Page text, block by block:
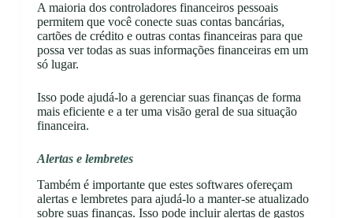
A maioria dos controladores financeiros pessoais
permitem que você conecte suas contas bancárias,
cartões de crédito e outras contas financeiras para que
possa ver todas as suas informações financeiras em um
só lugar.
Isso pode ajudá-lo a gerenciar suas finanças de forma
mais eficiente e a ter uma visão geral de sua situação
financeira.
Alertas e lembretes
Também é importante que estes softwares ofereçam
alertas e lembretes para ajudá-lo a manter-se atualizado
sobre suas finanças. Isso pode incluir alertas de gastos